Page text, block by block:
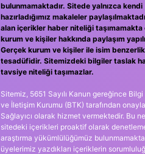
bulunmamaktadır. Sitede yalnızca kendi
hazırladığımız makaleler
alan içerikler haber niteliği
kurum ve kişiler hakkında paylaşım
Gerçek kurum ve kişiler ile isim
tesadüfidir. Sitemizdeki bilgiler taslak
tavsiye niteliği taşımazlar.
Sitemiz, 5651 Sayılı Kanun gereğince
ve İletişim Kurumu (BTK) tarafından
Sağlayıcı olarak hizmet vermektedir. Bu
sitedeki içerikleri proaktif olarak
araştırma yükümlülüğümüz
üyelerimiz yazdıkları içeriklerin